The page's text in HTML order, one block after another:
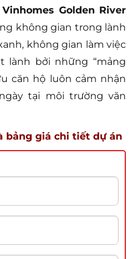
Golden River
không gian trong lành
không gian làm việc
lành bởi những “mảng
căn hộ luôn cảm nhận
tại môi trường văn
bảng giá chi tiết dự án